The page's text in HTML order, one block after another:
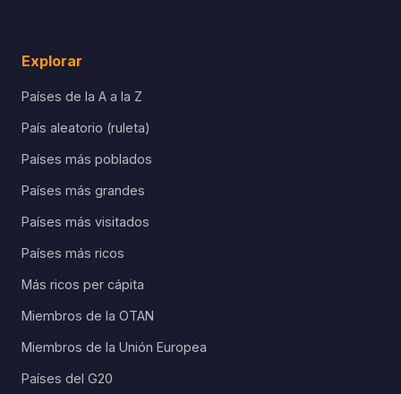
Explorar
Países de la A a la Z
País aleatorio (ruleta)
Países más poblados
Países más grandes
Países más visitados
Países más ricos
Más ricos per cápita
Miembros de la OTAN
Miembros de la Unión Europea
Países del G20